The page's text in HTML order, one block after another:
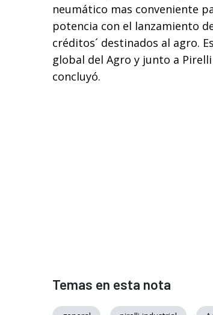
neumático mas conveniente
potencia con el lanzamiento
créditos´ destinados al agro.
global del Agro y junto a
concluyó.
Temas en esta nota